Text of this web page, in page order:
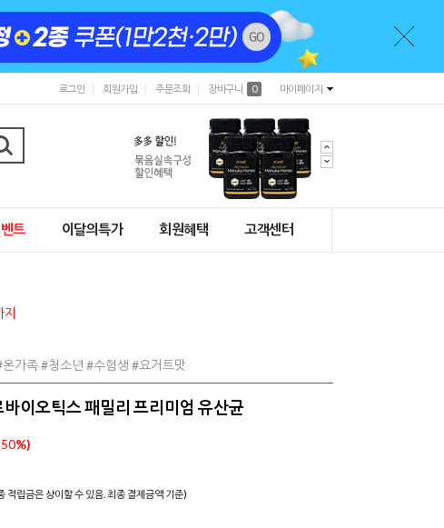
로그인 회원가입 주문조회 장바구니 0 마이페이지
트 이달의특가 회원혜택 고객센터
지
가족 #청소년 #수험생 #요거트맛
이오틱스 패밀리 프리미엄 유산균
50%)
적립금은 상이할 수 있음. 최종 결제금액 기준)